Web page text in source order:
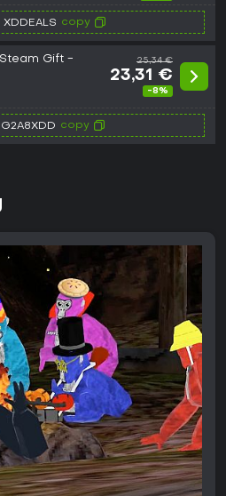
copy
Gift -
25,34 €
23,31 €
-8%
copy